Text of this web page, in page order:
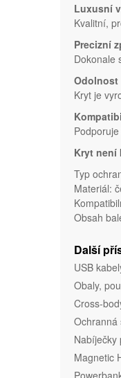
Luxusní
Kvalitní,
Precizní
Dokonale
Odolnost
Kryt je
Kryt není
Typ
Materiál:
Obsah
Další
USB
Obaly,
Cross-
Ochranná
Nabíječky
Magnetic